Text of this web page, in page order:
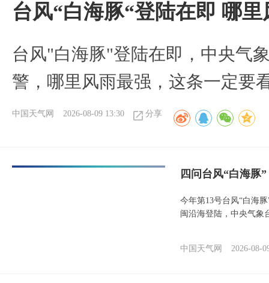
台风“白海豚“登陆在即 哪
台风"白海豚"登陆在即，中央气
警，哪里风雨最强，这条一定要
中国天气网 2026-08-09 13:30 分享
四问台风“白海豚
今年第13号台风“白海
闽沿海登陆，中央气象
中国天气网 2026-08-